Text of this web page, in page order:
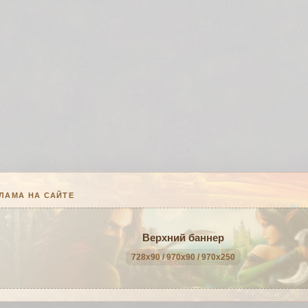
НА САЙТЕ
Верхний баннер
728x90 / 970x90 / 970x250